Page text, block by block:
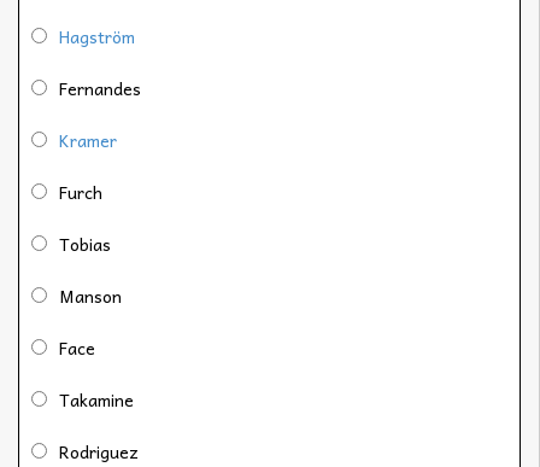
Hagström
Fernandes
Kramer
Furch
Tobias
Manson
Face
Takamine
Rodriguez